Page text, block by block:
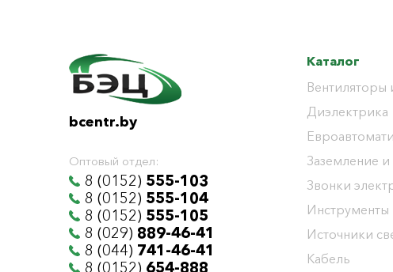
bcentr.by
Оптовый отдел:
8 (0152) 555-103
8 (0152) 555-104
8 (0152) 555-105
8 (029) 889-46-41
8 (044) 741-46-41
8 (0152) 654-888
Каталог
Вентиляторы
Диэлектрика
Заземление
Звонки
Инструменты
Источники
Кабель